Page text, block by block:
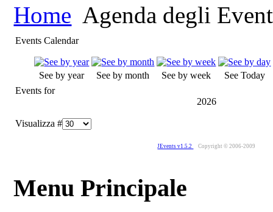
Home Agenda degli
Events Calendar
See by year See by month See by week
See Today
Events for
2026
Visualizza #
JEvents v1.5.2 Copyright © 2006-2009
Menu Principale